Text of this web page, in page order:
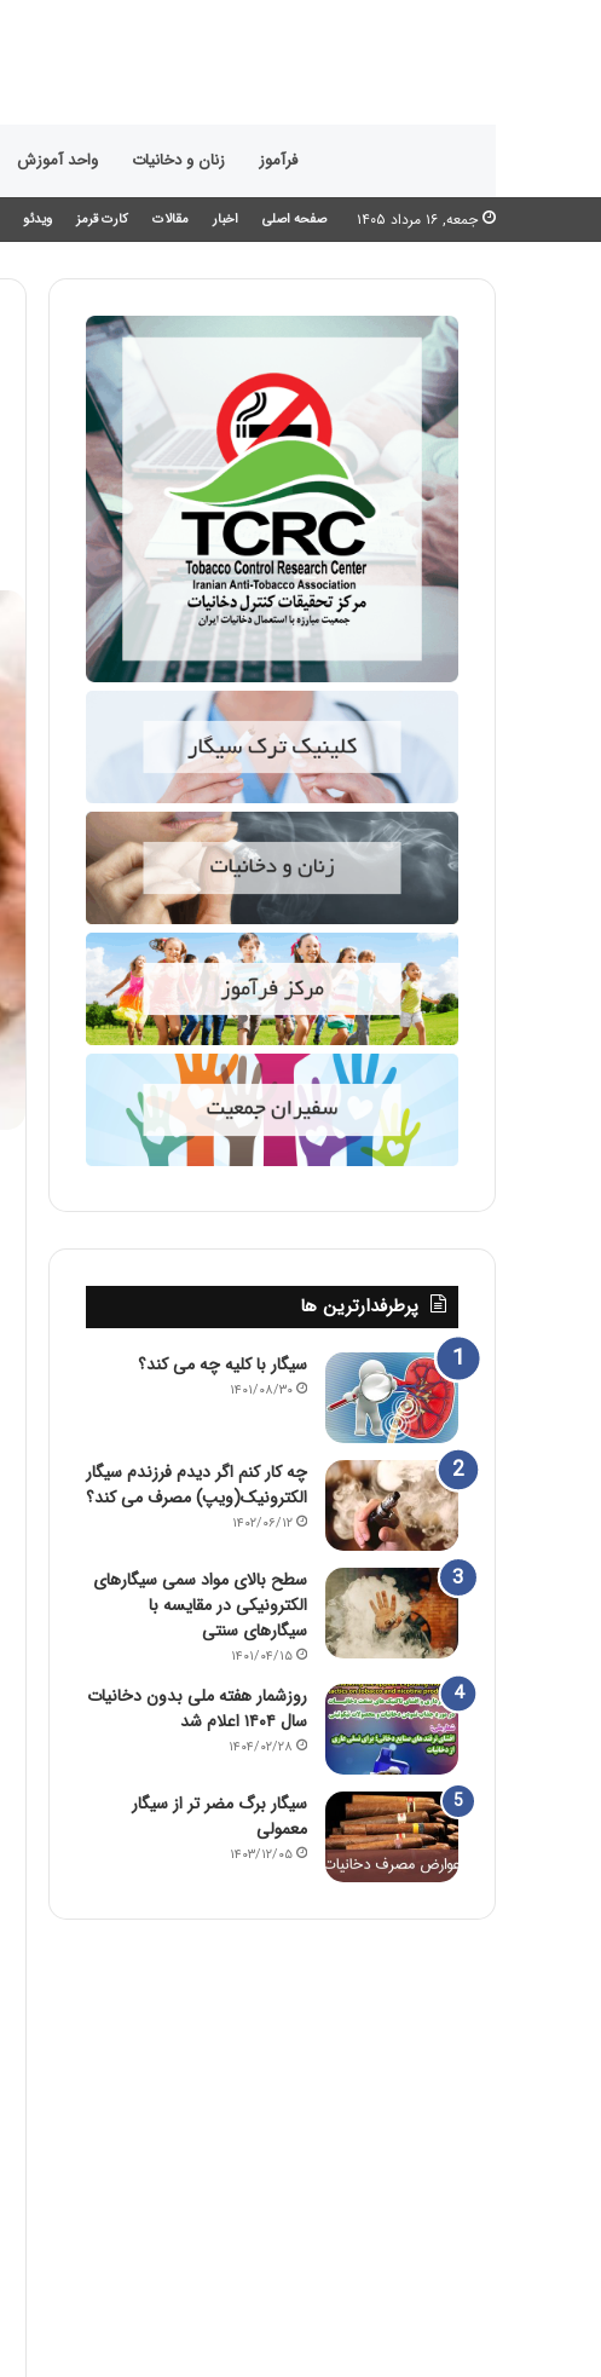
فرآموز زنان و دخانیات واحد آموزش
جمعه, ۱۶ مرداد ۱۴۰۵ صفحه اصلی اخبار مقالات کارت قرمز ویدئو
پرطرفدارترین ها
سیگار با کلیه چه می کند؟
۱۴۰۱/۰۸/۳۰
چه کار کنم اگر دیدم فرزندم سیگار
الکترونیک(ویپ) مصرف می کند؟
۱۴۰۲/۰۶/۱۲
سطح بالای مواد سمی سیگارهای
الکترونیکی در مقایسه با
سیگارهای سنتی
۱۴۰۱/۰۴/۱۵
روزشمار هفته ملی بدون دخانیات
سال ۱۴۰۴ اعلام شد
۱۴۰۴/۰۲/۲۸
سیگار برگ مضر تر از سیگار
معمولی
۱۴۰۳/۱۲/۰۵